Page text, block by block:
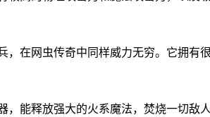
，在网虫传奇中同样威力无穷。它拥有
，能释放强大的火系魔法，焚烧一切敌